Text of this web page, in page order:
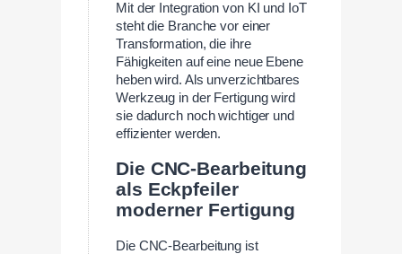
Mit der Integration von KI und IoT
steht die Branche vor einer
Transformation, die ihre
Fähigkeiten auf eine neue Ebene
heben wird. Als unverzichtbares
Werkzeug in der Fertigung wird
sie dadurch noch wichtiger und
effizienter werden.
Die CNC-Bearbeitung
als Eckpfeiler
moderner Fertigung
Die CNC-Bearbeitung ist